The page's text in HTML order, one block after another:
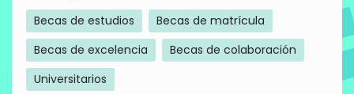
Becas de estudios
Becas de matrícula
Becas de excelencia
Becas de colaboración
Universitarios